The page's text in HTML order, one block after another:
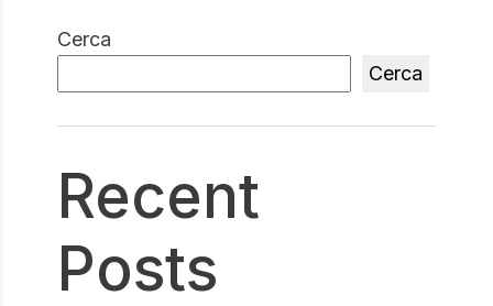
Cerca
Cerca
Recent
Posts